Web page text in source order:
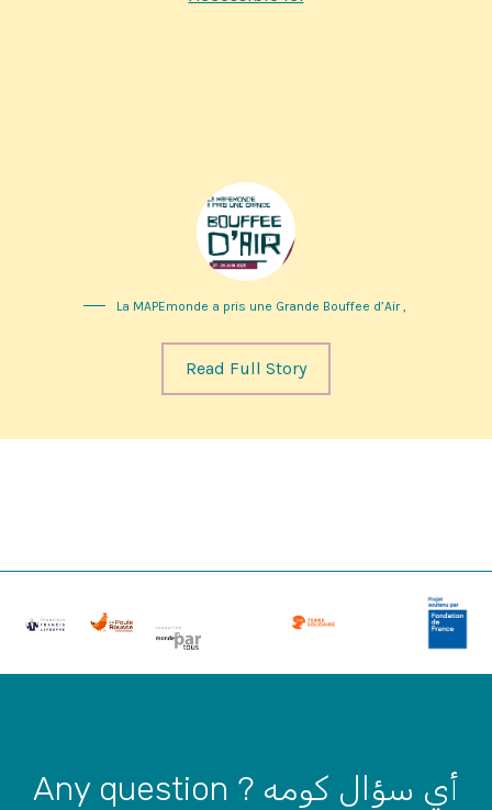
La MAPEmonde a pris une Grande Bouffee d’Air ,
Read Full Story
Any question ? أي سؤال کومه